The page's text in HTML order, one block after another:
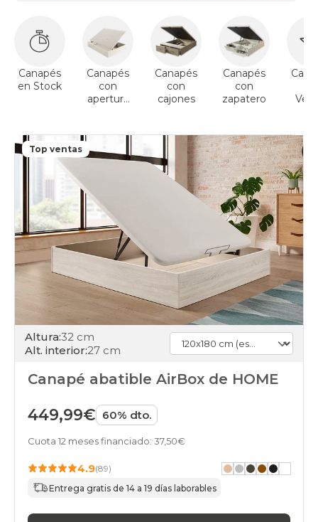
Canapés
en Stock
Canapés
con
apertura
Canapés
con
cajones
Canapés
con
zapatero
Top ventas
Altura:32 cm
Alt. interior:27 cm
Canapé abatible AirBox de HOME
449,99€ 60% dto.
Cuota 12 meses financiado: 37,50€
4.9(89)
Entrega gratis de 14 a 19 días laborables